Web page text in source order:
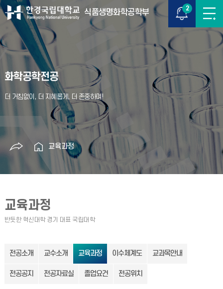
식품생명화학공학부 2
화학공학전공
교육과정
교육과정
전공소개 교수소개 교육과정 이수체계도 교과목안내
전공공지 전공자료실 졸업요건 전공위치